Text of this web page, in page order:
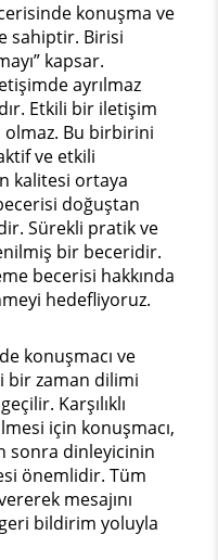
konuşma ve
sahiptir. Birisi
kapsar.
ayrılmaz
Etkili bir iletişim
Bu birbirini
ve etkili
kalitesi ortaya
doğuştan
Sürekli pratik ve
bir beceridir.
becerisi hakkında
hedefliyoruz.
konuşmacı ve
bir zaman dilimi
Karşılıklı
için konuşmacı,
sonra dinleyicinin
önemlidir. Tüm
mesajını
geri bildirim yoluyla